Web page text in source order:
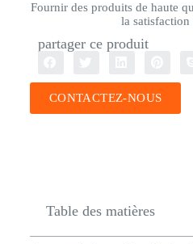
Fournir des produits de haute
la
partager ce produit
CONTACTEZ-NOUS
Table des matières